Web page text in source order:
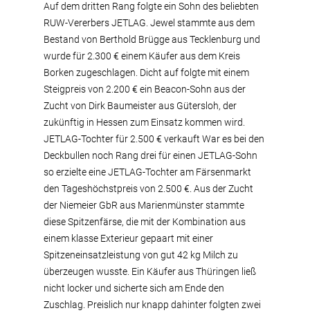
Auf dem dritten Rang folgte ein Sohn des beliebten
RUW-Vererbers JETLAG. Jewel stammte aus dem
Bestand von Berthold Brügge aus Tecklenburg und
wurde für 2.300 € einem Käufer aus dem Kreis
Borken zugeschlagen. Dicht auf folgte mit einem
Steigpreis von 2.200 € ein Beacon-Sohn aus der
Zucht von Dirk Baumeister aus Gütersloh, der
zukünftig in Hessen zum Einsatz kommen wird.
JETLAG-Tochter für 2.500 € verkauft War es bei den
Deckbullen noch Rang drei für einen JETLAG-Sohn
so erzielte eine JETLAG-Tochter am Färsenmarkt
den Tageshöchstpreis von 2.500 €. Aus der Zucht
der Niemeier GbR aus Marienmünster stammte
diese Spitzenfärse, die mit der Kombination aus
einem klasse Exterieur gepaart mit einer
Spitzeneinsatzleistung von gut 42 kg Milch zu
überzeugen wusste. Ein Käufer aus Thüringen ließ
nicht locker und sicherte sich am Ende den
Zuschlag. Preislich nur knapp dahinter folgten zwei